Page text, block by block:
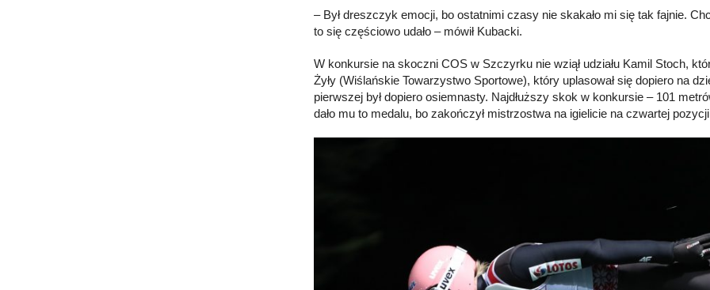
– Był dreszczyk emocji, bo ostatnimi czasy nie skakało mi się tak fajnie.
to się częściowo udało – mówił Kubacki.
W konkursie na skoczni COS w Szczyrku nie wziął udziału Kamil Stoch,
Żyły (Wiślańskie Towarzystwo Sportowe), który uplasował się dopiero na
pierwszej był dopiero osiemnasty. Najdłuższy skok w konkursie – 101
dało mu to medalu, bo zakończył mistrzostwa na igielicie na czwartej